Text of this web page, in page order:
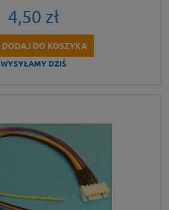
4,50 zł
DODAJ DO KOSZYKA
WYSYŁAMY DZIŚ